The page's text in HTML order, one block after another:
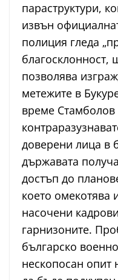
параструктури,
извън
полиция гледа
благосклонност,
позволява
метежите в
време
доверени лица в
държавата
достъп до
което омекотява
насочени
гарнизоните.
българско
нескопосан опит